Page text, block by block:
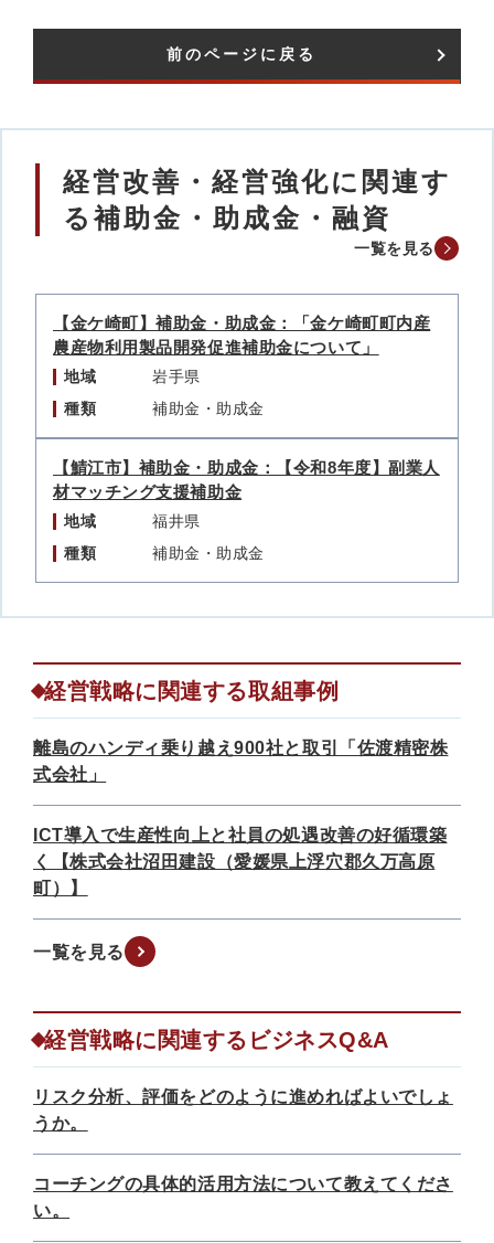
前のページに戻る
経営改善・経営強化に関連す
る補助金・助成金・融資
一覧を見る
【金ケ崎町】補助金・助成金：「金ケ崎町町内産
農産物利用製品開発促進補助金について」
地域
岩手県
種類
補助金・助成金
【鯖江市】補助金・助成金：【令和8年度】副業人
材マッチング支援補助金
地域
福井県
種類
補助金・助成金
経営戦略に関連する取組事例
離島のハンディ乗り越え900社と取引「佐渡精密株
式会社」
ICT導入で生産性向上と社員の処遇改善の好循環築
く【株式会社沼田建設（愛媛県上浮穴郡久万高原
町）】
一覧を見る
経営戦略に関連するビジネスQ&A
リスク分析、評価をどのように進めればよいでしょ
うか。
コーチングの具体的活用方法について教えてくださ
い。